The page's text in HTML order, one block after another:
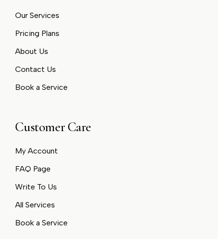
Our Services
Pricing Plans
About Us
Contact Us
Book a Service
Customer Care
My Account
FAQ Page
Write To Us
All Services
Book a Service